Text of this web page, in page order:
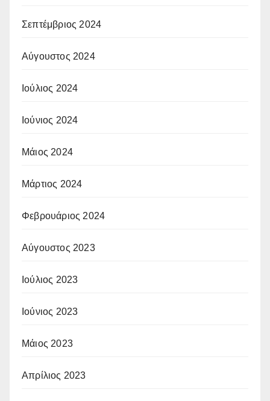
Σεπτέμβριος 2024
Αύγουστος 2024
Ιούλιος 2024
Ιούνιος 2024
Μάιος 2024
Μάρτιος 2024
Φεβρουάριος 2024
Αύγουστος 2023
Ιούλιος 2023
Ιούνιος 2023
Μάιος 2023
Απρίλιος 2023